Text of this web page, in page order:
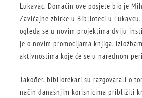
Lukavac. Domaćin ove posjete bio je
Zavičajne zbirke u Biblioteci u
ogleda se u novim projektima dviju
je o novim promocijama knjiga,
aktivnostima koje će se u narednom
Također, bibliotekari su razgovarali o
način današnjim korisnicima približiti